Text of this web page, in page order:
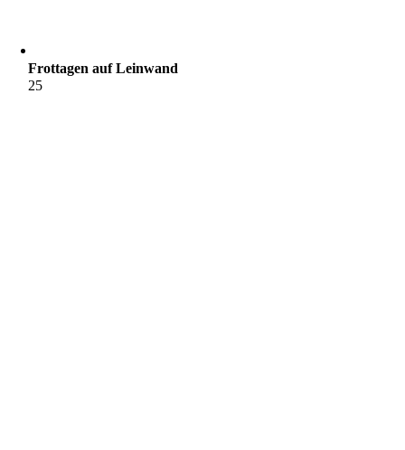
Frottagen auf Leinwand
25